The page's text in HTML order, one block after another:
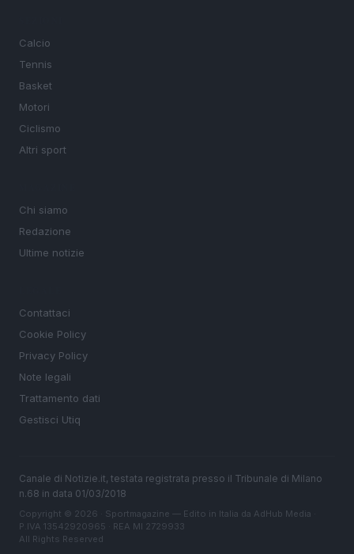
Calcio
Tennis
Basket
Motori
Ciclismo
Altri sport
Chi siamo
Redazione
Ultime notizie
Contattaci
Cookie Policy
Privacy Policy
Note legali
Trattamento dati
Gestisci Utiq
Canale di Notizie.it, testata registrata presso il Tribunale di Milano
n.68 in data 01/03/2018
Copyright © 2026 · Sportmagazine — Edito in Italia da AdHub Media
P.IVA 13542920965 · REA MI 2729933
All Rights Reserved